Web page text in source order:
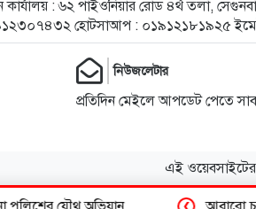
কার্যালয় : ৬২ পাইওনিয়ার রোড ৪র্থ তলা,
হোটসাআপ : ০১৯১২১৮১৯২৫
নিউজলেটার
প্রতিদিন মেইলে আপডেট পেতে
এই